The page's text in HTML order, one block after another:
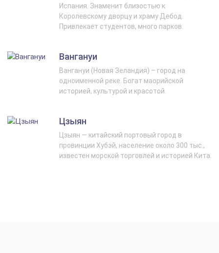
Испания. Знаменит близостью к
Королевскому дворцу и храму Дебод.
Привлекает студентов, много парков.
Вангануи
Вангануи (Новая Зеландия) – город на
одноименной реке. Богат маорийской
историей, культурой и красотой.
Цзыян
Цзыян — китайский портовый город в
провинции Хубэй, население около 300 тыс.,
известен морской торговлей и историей Кита.